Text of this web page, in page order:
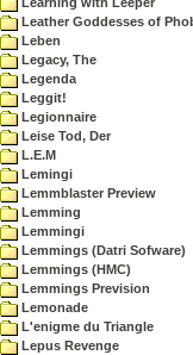
Leather Goddesses of
Leben
Legacy, The
Legenda
Leggit!
Legionnaire
Leise Tod, Der
L.E.M
Lemingi
Lemmblaster Preview
Lemming
Lemmingi
Lemmings (Datri Sofware)
Lemmings (HMC)
Lemmings Prevision
Lemonade
L'enigme du Triangle
Lepus Revenge